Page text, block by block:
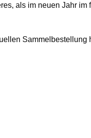
als im neuen Jahr im
Sammelbestellung